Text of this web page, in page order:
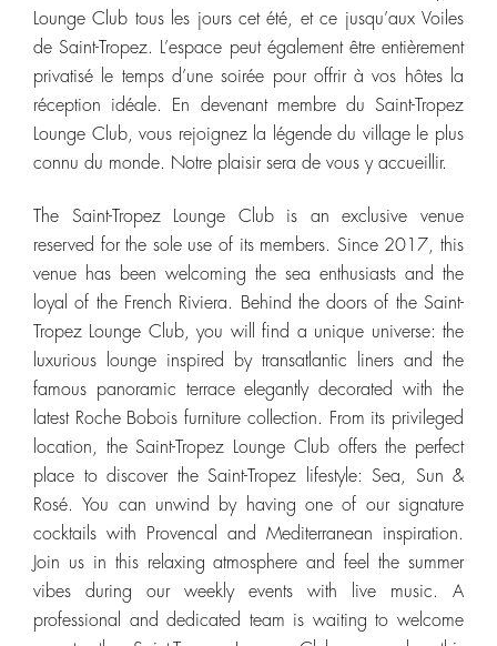
Lounge Club tous les jours cet été, et ce jusqu’aux Voiles
de Saint-Tropez. L’espace peut également être entièrement
privatisé le temps d’une soirée pour offrir à vos hôtes la
réception idéale. En devenant membre du Saint-Tropez
Lounge Club, vous rejoignez la légende du village le plus
connu du monde. Notre plaisir sera de vous y accueillir.
The Saint-Tropez Lounge Club is an exclusive venue
reserved for the sole use of its members. Since 2017, this
venue has been welcoming the sea enthusiasts and the
loyal of the French Riviera. Behind the doors of the Saint-
Tropez Lounge Club, you will find a unique universe: the
luxurious lounge inspired by transatlantic liners and the
famous panoramic terrace elegantly decorated with the
latest Roche Bobois furniture collection. From its privileged
location, the Saint-Tropez Lounge Club offers the perfect
place to discover the Saint-Tropez lifestyle: Sea, Sun &
Rosé. You can unwind by having one of our signature
cocktails with Provencal and Mediterranean inspiration.
Join us in this relaxing atmosphere and feel the summer
vibes during our weekly events with live music. A
professional and dedicated team is waiting to welcome